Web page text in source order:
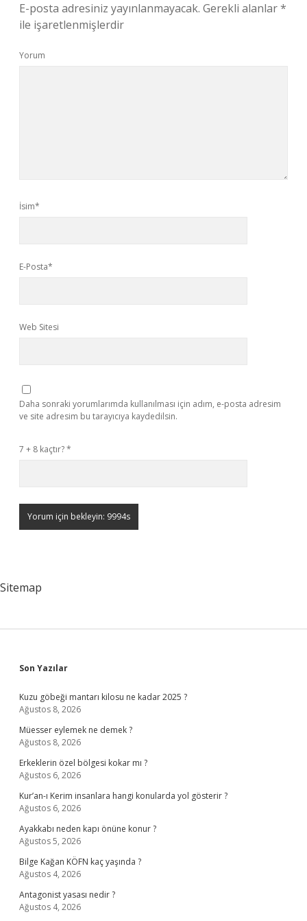
E-posta adresiniz yayınlanmayacak. Gerekli alanlar*
ile işaretlenmişlerdir
Yorum
İsim*
E-Posta*
Web Sitesi
Daha sonraki yorumlarımda kullanılması için adım, e-posta adresim
ve site adresim bu tarayıcıya kaydedilsin.
7 + 8 kaçtır?*
Sitemap
Sidebar
Son Yazılar
Kuzu göbeği mantarı kilosu ne kadar 2025 ?
Ağustos 8, 2026
Müesser eylemek ne demek ?
Ağustos 8, 2026
Erkeklerin özel bölgesi kokar mı ?
Ağustos 6, 2026
Kur’an-ı Kerim insanlara hangi konularda yol gösterir ?
Ağustos 6, 2026
Ayakkabı neden kapı önüne konur ?
Ağustos 5, 2026
Bilge Kağan KÖFN kaç yaşında ?
Ağustos 4, 2026
Antagonist yasası nedir ?
Ağustos 4, 2026